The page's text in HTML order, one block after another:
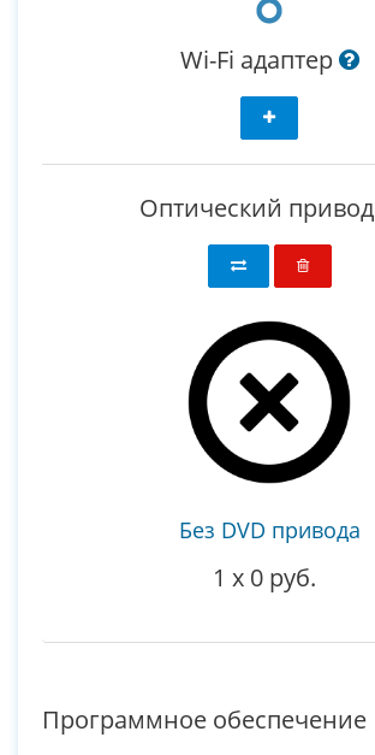
Wi-Fi адаптер
Оптический привод
Без DVD привода
1 x 0 руб.
Программное обеспечение